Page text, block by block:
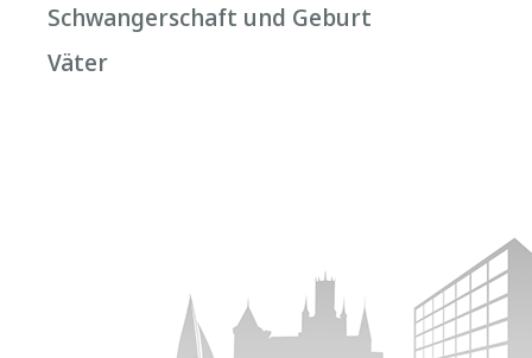
Schwangerschaft und Geburt
Väter